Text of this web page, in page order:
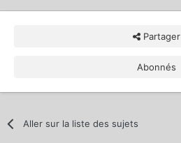
Partager
Abonnés
Aller sur la liste des sujets